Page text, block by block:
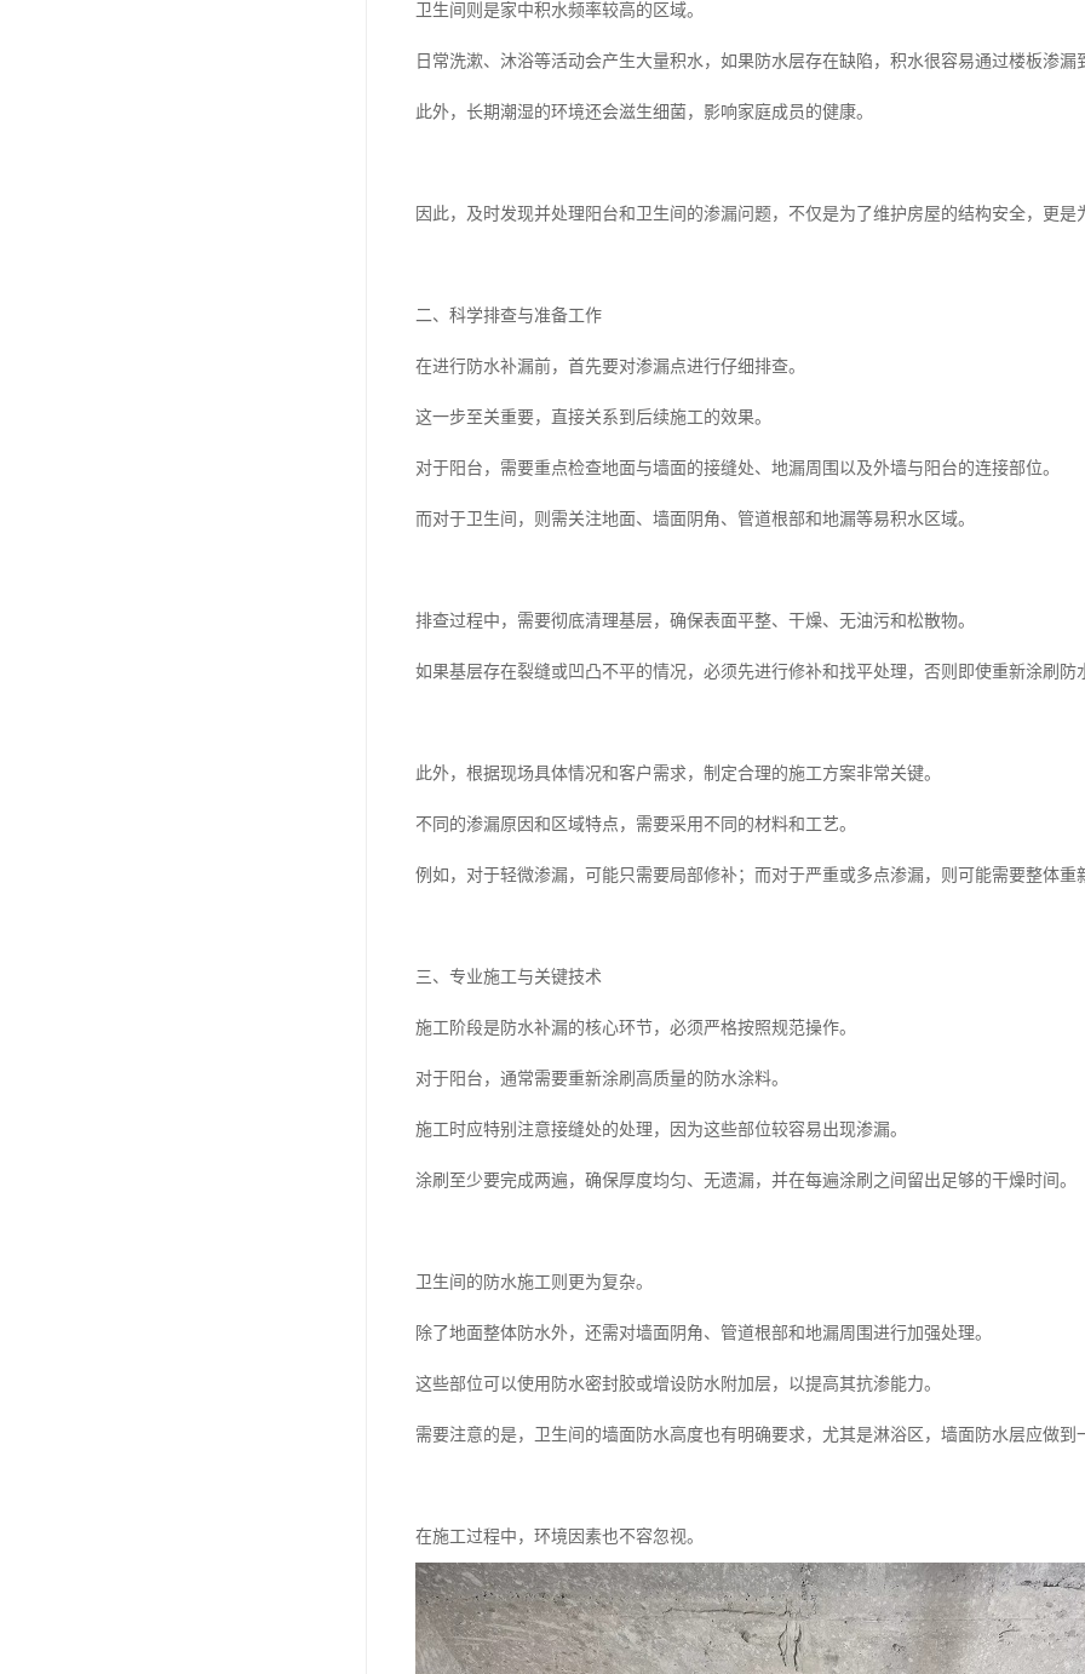
卫生间则是家中积水频率较高的区域。
日常洗漱、沐浴等活动会产生大量积水，如果防水层存在缺陷，积水很容易通过楼板渗
此外，长期潮湿的环境还会滋生细菌，影响家庭成员的健康。
因此，及时发现并处理阳台和卫生间的渗漏问题，不仅是为了维护房屋的结构安全，更
二、科学排查与准备工作
在进行防水补漏前，首先要对渗漏点进行仔细排查。
这一步至关重要，直接关系到后续施工的效果。
对于阳台，需要重点检查地面与墙面的接缝处、地漏周围以及外墙与阳台的连接部位。
而对于卫生间，则需关注地面、墙面阴角、管道根部和地漏等易积水区域。
排查过程中，需要彻底清理基层，确保表面平整、干燥、无油污和松散物。
如果基层存在裂缝或凹凸不平的情况，必须先进行修补和找平处理，否则即使重新涂刷防
此外，根据现场具体情况和客户需求，制定合理的施工方案非常关键。
不同的渗漏原因和区域特点，需要采用不同的材料和工艺。
例如，对于轻微渗漏，可能只需要局部修补；而对于严重或多点渗漏，则可能需要整体重
三、专业施工与关键技术
施工阶段是防水补漏的核心环节，必须严格按照规范操作。
对于阳台，通常需要重新涂刷高质量的防水涂料。
施工时应特别注意接缝处的处理，因为这些部位较容易出现渗漏。
涂刷至少要完成两遍，确保厚度均匀、无遗漏，并在每遍涂刷之间留出足够的干燥时间。
卫生间的防水施工则更为复杂。
除了地面整体防水外，还需对墙面阴角、管道根部和地漏周围进行加强处理。
这些部位可以使用防水密封胶或增设防水附加层，以提高其抗渗能力。
需要注意的是，卫生间的墙面防水高度也有明确要求，尤其是淋浴区，墙面防水层应做
在施工过程中，环境因素也不容忽视。